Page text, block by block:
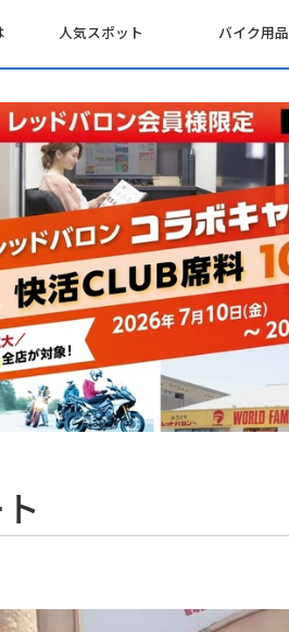
人気スポット バイク用品